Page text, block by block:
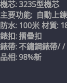
機芯: 3235型機芯
主要功能: 自動上
防水: 100米 材質:
錶扣: 摺疊扣
錶帶: 不鏽鋼錶帶/
品相: 98%新